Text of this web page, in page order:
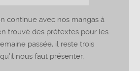
continue avec nos mangas à
trouvé des prétextes pour les
passée, il reste trois
nous faut présenter,